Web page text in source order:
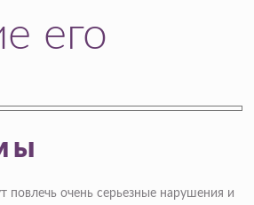
его
очень серьезные нарушения и